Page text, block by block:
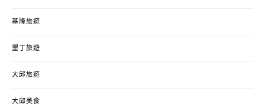
基隆旅遊
墾丁旅遊
大邱旅遊
大邱美食